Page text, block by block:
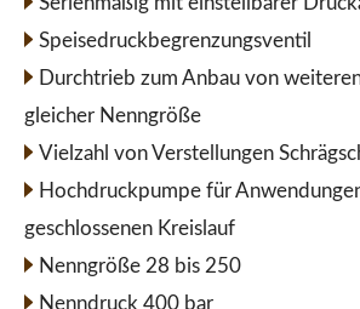
Speisedruckbegrenzungsventil
Durchtrieb zum Anbau von
gleicher Nenngröße
Vielzahl von Verstellungen
Hochdruckpumpe für
geschlossenen Kreislauf
Nenngröße 28 bis 250
Nenndruck 400 bar